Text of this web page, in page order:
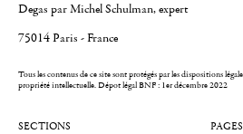
Degas par Michel Schulman, expert
75014 Paris - France
Tous les contenus de ce site sont protégés par les dispositions
propriété intellectuelle.Dépot légal BNF : 1er décembre 2022
SECTIONS PAGES